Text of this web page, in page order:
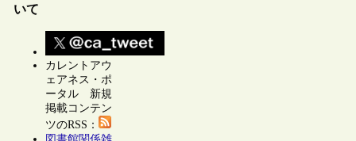
いて
カレントアウ
ェアネス・ポ
ータル 新規
掲載コンテン
ツのRSS：